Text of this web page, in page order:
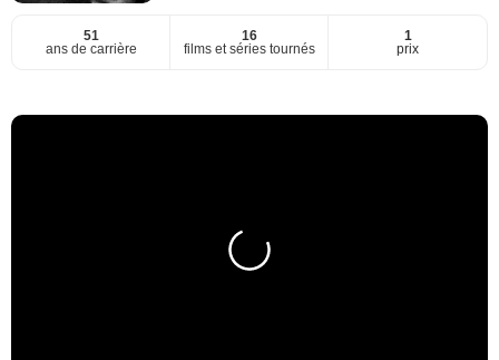
51
ans de carrière
16
films et séries tournés
1
prix